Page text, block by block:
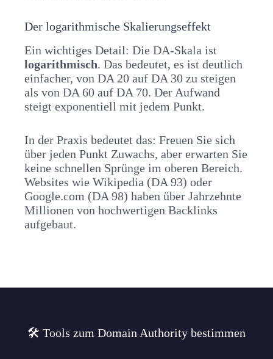
Der logarithmische Skalierungseffekt
Ein wichtiges Detail: Die DA-Skala ist
logarithmisch. Das bedeutet, es ist deutlich
einfacher, von DA 20 auf DA 30 zu steigen
als von DA 60 auf DA 70. Der Aufwand
steigt exponentiell mit jedem Punkt.
In der Praxis bedeutet das: Freuen Sie sich
über jeden Punkt Zuwachs, aber erwarten Sie
keine schnellen Sprünge im oberen Bereich.
Websites wie Wikipedia (DA 93) oder
Google.com (DA 98) haben über Jahrzehnte
Millionen von hochwertigen Backlinks
aufgebaut.
🛠️ Tools zum Domain Authority bestimmen